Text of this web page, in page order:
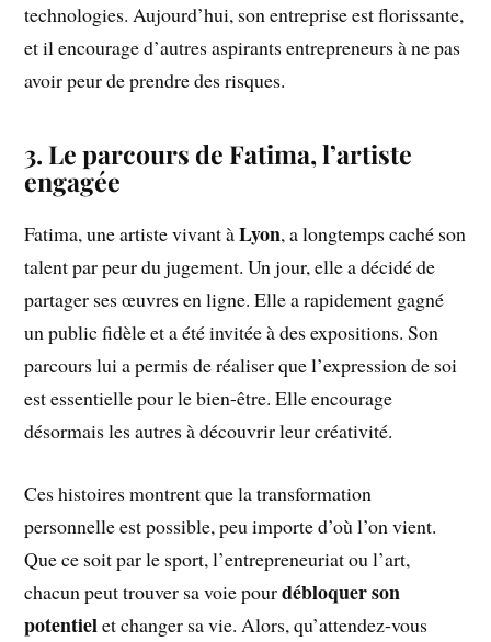
technologies. Aujourd’hui, son entreprise est florissante,
et il encourage d’autres aspirants entrepreneurs à ne pas
avoir peur de prendre des risques.
3. Le parcours de Fatima, l’artiste
engagée
Fatima, une artiste vivant àLyon, a longtemps caché son
talent par peur du jugement. Un jour, elle a décidé de
partager ses œuvres en ligne. Elle a rapidement gagné
un public fidèle et a été invitée à des expositions. Son
parcours lui a permis de réaliser que l’expression de soi
est essentielle pour le bien-être. Elle encourage
désormais les autres à découvrir leur créativité.
Ces histoires montrent que la transformation
personnelle est possible, peu importe d’où l’on vient.
Que ce soit par le sport, l’entrepreneuriat ou l’art,
chacun peut trouver sa voie pourdébloquer son
potentielet changer sa vie. Alors, qu’attendez-vous